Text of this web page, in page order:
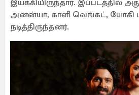
இயக்கியிருந்தார். இப்படத்தில்
அனன்யா, காளி வெங்கட், யோகி
நடித்திருந்தனர்.